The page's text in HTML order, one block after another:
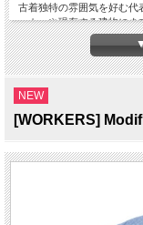
古着独特の雰囲気を好む代
ーカーや現存する建物にま
にしています。
自分で工程を理解し、各工
ます。
そのクオリティーの高さと
NEW
[WORKERS]